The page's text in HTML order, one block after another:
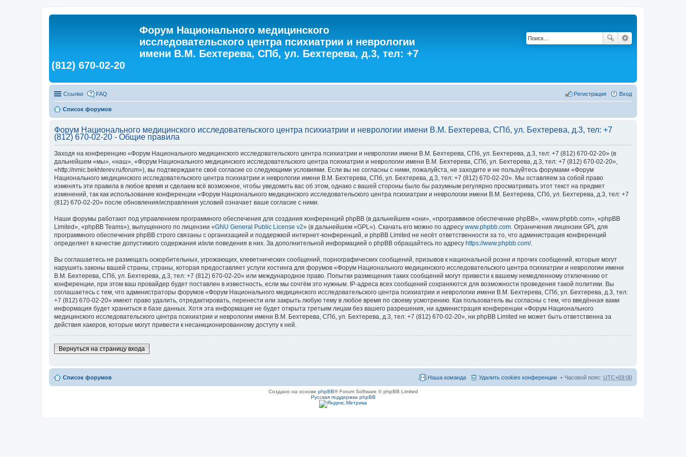
Форум Национального медицинского
исследовательского центра психиатрии и неврологии
имени В.М. Бехтерева, СПб, ул. Бехтерева, д.3, тел: +7
(812) 670-02-20
Ссылки FAQ Вход
Регистрация
Список форумов
Форум Национального медицинского исследовательского центра психиатрии и неврологии имени В.М. Бехтерева, СПб, ул. Бехтерева, д.3, тел: +7
(812) 670-02-20 - Общие правила
Заходя на конференцию «Форум Национального медицинского исследовательского центра психиатрии и неврологии имени В.М. Бехтерева, СПб, ул. Бехтерева, д.3, тел: +7 (812) 670-02-20» (в
дальнейшем «мы», «наш», «Форум Национального медицинского исследовательского центра психиатрии и неврологии имени В.М. Бехтерева, СПб, ул. Бехтерева, д.3, тел: +7 (812) 670-02-20»,
«http://nmic.bekhterev.ru/forum»), вы подтверждаете своё согласие со следующими условиями. Если вы не согласны с ними, пожалуйста, не заходите и не пользуйтесь форумами «Форум
Национального медицинского исследовательского центра психиатрии и неврологии имени В.М. Бехтерева, СПб, ул. Бехтерева, д.3, тел: +7 (812) 670-02-20». Мы оставляем за собой право
изменять эти правила в любое время и сделаем всё возможное, чтобы уведомить вас об этом, однако с вашей стороны было бы разумным регулярно просматривать этот текст на предмет
изменений, так как использование конференции «Форум Национального медицинского исследовательского центра психиатрии и неврологии имени В.М. Бехтерева, СПб, ул. Бехтерева, д.3, тел: +7
(812) 670-02-20» после обновления/исправления условий означает ваше согласие с ними.
Наши форумы работают под управлением программного обеспечения для создания конференций phpBB (в дальнейшем «они», «программное обеспечение phpBB», «www.phpbb.com», «phpBB
Limited», «phpBB Teams»), выпущенного по лицензии «GNU General Public License v2» (в дальнейшем «GPL»). Скачать его можно по адресу www.phpbb.com . Ограничения лицензии GPL для
программного обеспечения phpBB строго связаны с организацией и поддержкой интернет-конференций, и phpBB Limited не несёт ответственности за то, что администрация конференций
определяет в качестве допустимого содержания и/или поведения в них. За дополнительной информацией о phpBB обращайтесь по адресу https://www.phpbb.com/.
Вы соглашаетесь не размещать оскорбительных, угрожающих, клеветнических сообщений, порнографических сообщений, призывов к национальной розни и прочих сообщений, которые могут
нарушить законы вашей страны, страны, которая предоставляет услуги хостинга для форумов «Форум Национального медицинского исследовательского центра психиатрии и неврологии имени
В.М. Бехтерева, СПб, ул. Бехтерева, д.3, тел: +7 (812) 670-02-20» или международное право. Попытки размещения таких сообщений могут привести к вашему немедленному отключению от
конференции, при этом ваш провайдер будет поставлен в известность, если мы сочтём это нужным. IP-адреса всех сообщений сохраняются для возможности проведения такой политики. Вы
соглашаетесь с тем, что администраторы форумов «Форум Национального медицинского исследовательского центра психиатрии и неврологии имени В.М. Бехтерева, СПб, ул. Бехтерева, д.3, тел:
+7 (812) 670-02-20» имеют право удалить, отредактировать, перенести или закрыть любую тему в любое время по своему усмотрению. Как пользователь вы согласны с тем, что введённая вами
информация будет храниться в базе данных. Хотя эта информация не будет открыта третьим лицам без вашего разрешения, ни администрация конференции «Форум Национального
медицинского исследовательского центра психиатрии и неврологии имени В.М. Бехтерева, СПб, ул. Бехтерева, д.3, тел: +7 (812) 670-02-20», ни phpBB Limited не может быть ответственна за
действия хакеров, которые могут привести к несанкционированному доступу к ней.
Вернуться на страницу входа
Список форумов Часовой пояс: UTC+03:00
Удалить cookies конференции
Наша команда
Создано на основе phpBB® Forum Software © phpBB Limited
Русская поддержка phpBB